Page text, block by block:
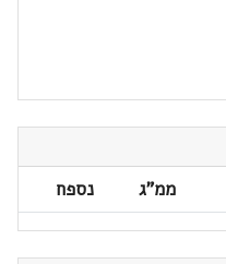
ממ"ג נספח